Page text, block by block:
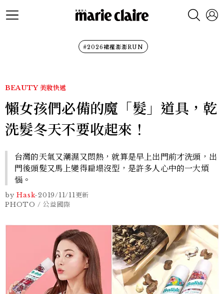
#2026裙襬澎澎RUN
BEAUTY 美妝快遞
懶女孩們必備的魔「髮」道具，乾
洗髮冬天不要收起來！
台灣的天氣又潮濕又悶熱，就算是早上出門前才洗頭，出
門後頭髮又馬上變得扁塌沒型，是許多人心中的一大煩
惱。
by Hask-2019/11/11更新
PHOTO / 公益國際